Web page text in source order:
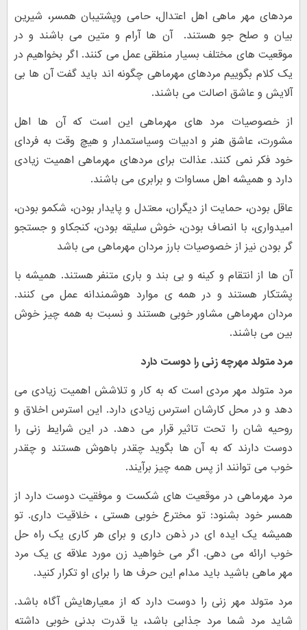
مردهای مهر ماهی اهل اعتدال، حامی وپشتیبان همسر، شیرین
بیان و صلح جو هستند. آن ها آرام و متین می باشند و در
موقعیت های مختلف بسیار منطقی عمل می کنند. اگر بخواهیم در
یک کلام بگوییم مردهای مهرماهی چگونه اند باید گفت آن ها بی
آلایش و عاشق اصالت می باشند.
از خصوصیات مرد های مهرماهی این است که آن ها اهل
مشورت، عاشق هنر و ادبیات وسیاستمدار و هیچ وقت به فردای
خود فکر نمی کنند. عذالت برای مردهای مهرماهی اهمیت زیادی
دارد و همیشه اهل مساوات و برابری می باشند.
عاقل بودن، حمایت از دیگران، معتدل و پایدار بودن، شکمو بودن،
امیدواری، با انصاف بودن، خوش سلیقه بودن، کنجکاو و جستجو
گر بودن نیز از خصوصیات بارز مردان مهرماهی می باشد
آن ها از انتقام و کینه و بی بند و باری متنفر هستند. همیشه با
پشتکار هستند و در همه ی موارد هوشمندانه عمل می کنند.
مردان مهرماهی مشاور خوبی هستند و نسبت به همه چیز خوش
بین می باشند.
مرد متولد مهرچه زنی را دوست دارد
مرد متولد مهر مردی است که به کار و تلاشش اهمیت زیادی می
دهد و در محل کارشان استرس زیادی دارد. این استرس اخلاق و
روحیه شان را تحت تاثیر قرار می دهد. در این شرایط زنی را
دوست دارند که به آن ها بگوید چقدر باهوش هستند و چقدر
خوب می توانند از پس همه چیز برآیند.
مرد مهرماهی در موقعیت های شکست و موفقیت دوست دارد از
همسر خود بشنود: تو مخترع خوبی هستی ، خلاقیت داری. تو
همیشه یک ایده ای در ذهن داری و برای هر کاری یک راه حل
خوب ارائه می دهی. اگر می خواهید زن مورد علاقه ی یک مرد
مهر ماهی باشید باید مدام این حرف ها را برای او تکرار کنید.
مرد متولد مهر زنی را دوست دارد که از معیارهایش آگاه باشد.
شاید مرد شما مرد جذابی باشد، یا قدرت بدنی خوبی داشته